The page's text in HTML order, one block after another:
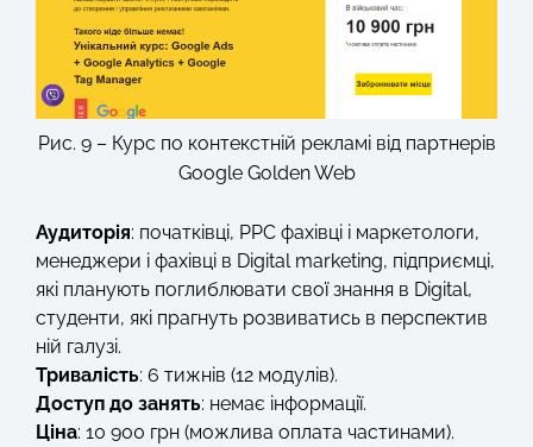
Рис. 9 – Курс по контекстній рекламі від партнерів
Google Golden Web
Аудиторія: початківці, РРС фахівці і маркетологи,
менеджери і фахівці в Digital marketing, підприємці,
які планують поглиблювати свої знання в Digital,
студенти, які прагнуть розвиватись в перспектив
ній галузі.
Тривалість: 6 тижнів (12 модулів).
Доступ до занять: немає інформації.
Ціна: 10 900 грн (можлива оплата частинами).